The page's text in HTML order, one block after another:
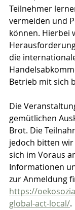
Teilnehmer
vermeiden und
können. Hierbei
die
Betrieb mit sich
Die
gemütlichen
Brot. Die
jedoch bitten
sich im Voraus
Informationen
zur Anmeldung
https://
global-act-local/.